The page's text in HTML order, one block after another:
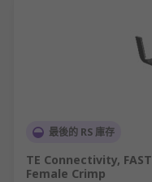
最後的 RS 庫存
TE Connectivity,
Female Crimp